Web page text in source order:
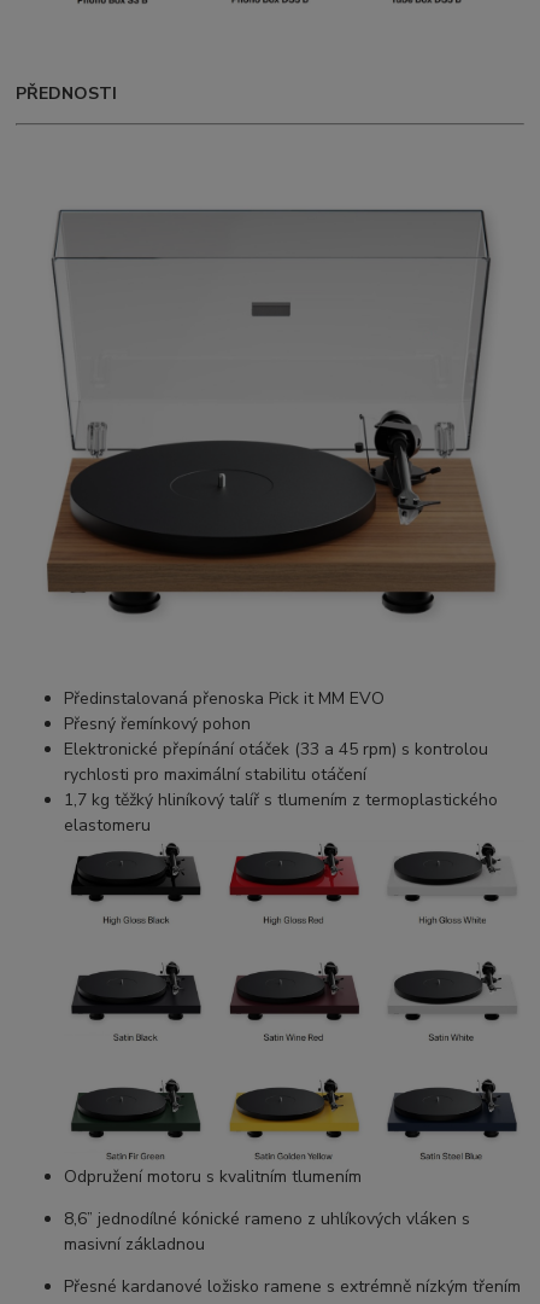
PŘEDNOSTI
Předinstalovaná přenoska Pick it MM EVO
Přesný řemínkový pohon
Elektronické přepínání otáček (33 a 45 rpm) s kontrolou
rychlosti pro maximální stabilitu otáčení
1,7 kg těžký hliníkový talíř s tlumením z termoplastického
elastomeru
Odpružení motoru s kvalitním tlumením
8,6” jednodílné kónické rameno z uhlíkových vláken s
masivní základnou
Přesné kardanové ložisko ramene s extrémně nízkým třením